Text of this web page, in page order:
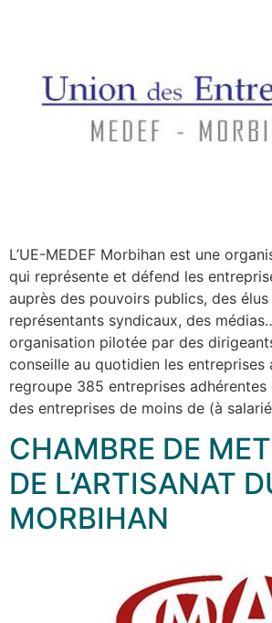
L’UE-MEDEF Morbihan est une
qui représente et défend les
auprès des pouvoirs publics, des
représentants syndicaux, des
organisation pilotée par des
conseille au quotidien les entreprises
regroupe 385 entreprises adhérentes
des entreprises de moins de (à
CHAMBRE DE
DE L’ARTISANAT
MORBIHAN